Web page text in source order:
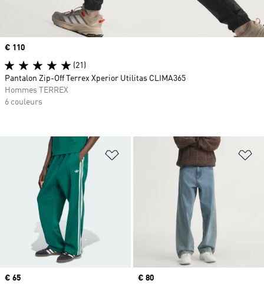
Ajouter à la Liste de produits
Prix
€ 65
Prix
€ 80
Prix
€ 110
(21)
Pantalon Zip-Off Terrex Xperior Utilitas CLIMA365
Hommes TERREX
6 couleurs